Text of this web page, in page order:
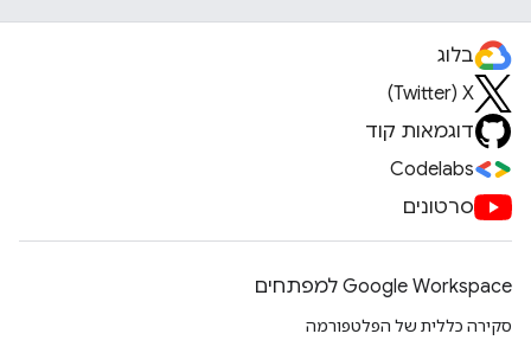
בלוג
X‏ (Twitter)
דוגמאות קוד
Codelabs
סרטונים
Google Workspace למפתחים
סקירה כללית של הפלטפורמה